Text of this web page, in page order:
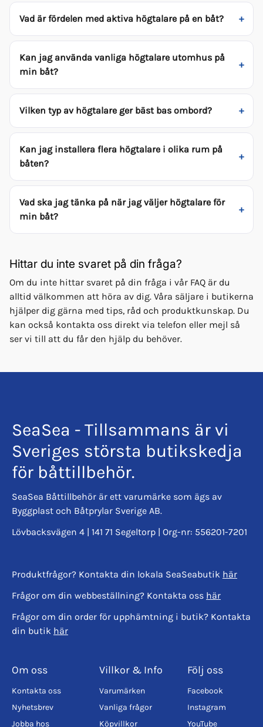
Vad är fördelen med aktiva högtalare på en båt?
Kan jag använda vanliga högtalare utomhus på
min båt?
Vilken typ av högtalare ger bäst bas ombord?
Kan jag installera flera högtalare i olika rum på
båten?
Vad ska jag tänka på när jag väljer högtalare för
min båt?
Hittar du inte svaret på din fråga?
Om du inte hittar svaret på din fråga i vår FAQ är du
alltid välkommen att höra av dig. Våra säljare i butikerna
hjälper dig gärna med tips, råd och produktkunskap. Du
kan också kontakta oss direkt via telefon eller mejl så
ser vi till att du får den hjälp du behöver.
SeaSea - Tillsammans är vi
Sveriges största butikskedja
för båttillbehör.
SeaSea Båttillbehör är ett varumärke som ägs av
Byggplast och Båtprylar Sverige AB.
Lövbacksvägen 4 | 141 71 Segeltorp | Org-nr: 556201-7201
Produktfrågor? Kontakta din lokala SeaSeabutik här
Frågor om din webbeställning? Kontakta oss här
Frågor om din order för upphämtning i butik? Kontakta
din butik här
Om oss
Kontakta oss
Nyhetsbrev
Jobba hos
Villkor & Info
Varumärken
Vanliga frågor
Köpvillkor
Följ oss
Facebook
Instagram
YouTube